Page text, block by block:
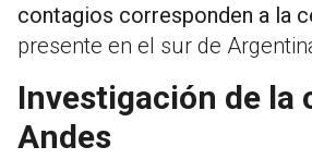
contagios corresponden a la
presente en el sur de
Investigación de la
Andes